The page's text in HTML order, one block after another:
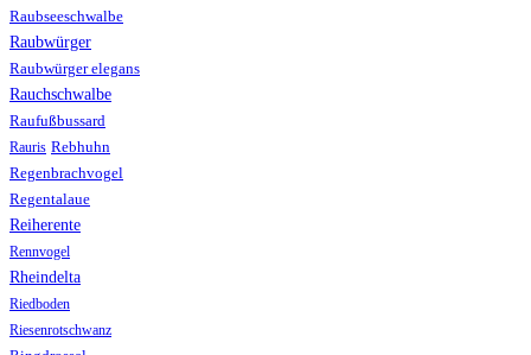
Raubseeschwalbe
Raubwürger
Raubwürger elegans
Rauchschwalbe
Raufußbussard
Rauris Rebhuhn
Regenbrachvogel
Regentalaue
Reiherente
Rennvogel
Rheindelta
Riedboden
Riesenrotschwanz